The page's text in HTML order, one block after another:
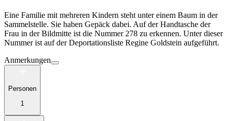
Eine Familie mit mehreren Kindern steht unter einem Baum in der
Sammelstelle. Sie haben Gepäck dabei. Auf der Handtasche der
Frau in der Bildmitte ist die Nummer 278 zu erkennen. Unter dieser
Nummer ist auf der Deportationsliste Regine Goldstein aufgeführt.
Anmerkungen
Personen
1